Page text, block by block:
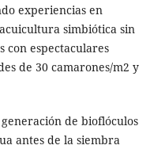
experiencias en
simbiótica sin
con espectaculares
de 30 camarones/m2 y
de bioflóculos
antes de la siembra